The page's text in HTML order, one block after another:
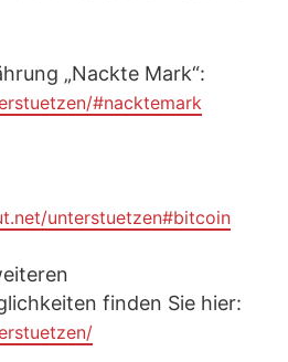
„Nackte Mark“:
#nacktemark
unterstuetzen#bitcoin
finden Sie hier: